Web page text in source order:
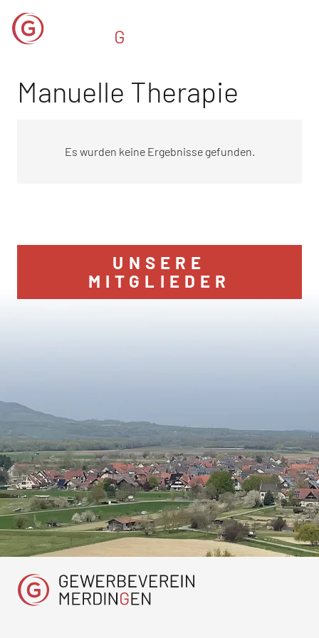
Manuelle Therapie
Es wurden keine Ergebnisse gefunden.
UNSERE
MITGLIEDER